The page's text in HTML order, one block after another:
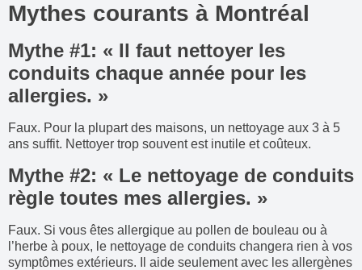
Mythes courants à Montréal
Mythe #1: « Il faut nettoyer les
conduits chaque année pour les
allergies. »
Faux. Pour la plupart des maisons, un nettoyage aux 3 à 5
ans suffit. Nettoyer trop souvent est inutile et coûteux.
Mythe #2: « Le nettoyage de conduits
règle toutes mes allergies. »
Faux. Si vous êtes allergique au pollen de bouleau ou à
l’herbe à poux, le nettoyage de conduits changera rien à vos
symptômes extérieurs. Il aide seulement avec les allergènes